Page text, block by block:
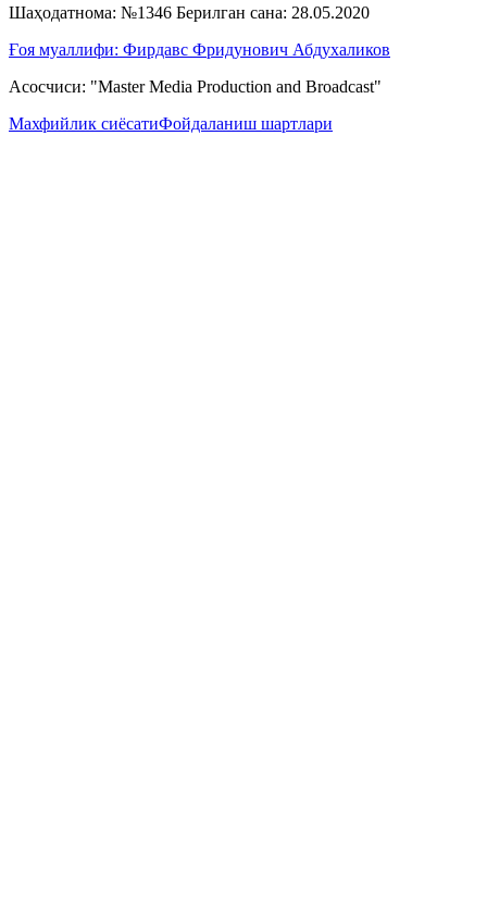
Шаҳодатнома: №1346 Берилган сана: 28.05.2020
Ғоя муаллифи: Фирдавс Фридунович Абдухаликов
Асосчиси: "Master Media Production and Broadcast"
Махфийлик сиёсатиФойдаланиш шартлари